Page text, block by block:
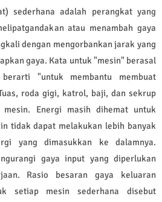
sederhana adalah perangkat yang
atau menambah gaya
dengan mengorbankan jarak yang
gaya. Kata untuk "mesin" berasal
"untuk membantu membuat
roda gigi, katrol, baji, dan sekrup
mesin. Energi masih dihemat untuk
tidak dapat melakukan lebih banyak
yang dimasukkan ke dalamnya.
gaya input yang diperlukan
Rasio besaran gaya keluaran
setiap mesin sederhana disebut